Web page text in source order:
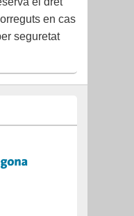
en cas
seguretat